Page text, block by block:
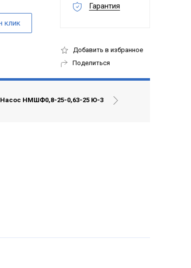
Гарантия
Добавить в избранное
Поделиться
Насос НМШФ0,8-25-0,63-25 Ю-3